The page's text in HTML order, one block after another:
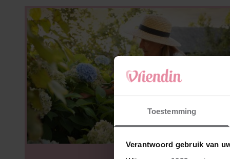
Toestemming
Verantwoord gebruik van
THUIS